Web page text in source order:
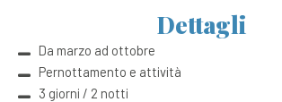
Dettagli
Da marzo ad ottobre
Pernottamento e attività
3 giorni / 2 notti